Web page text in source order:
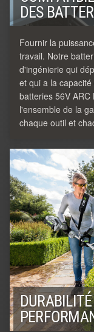
DES
Fournir la
travail. Notre
d'ingénierie qui
et qui a la
batteries 56V
l'ensemble de la
chaque outil et